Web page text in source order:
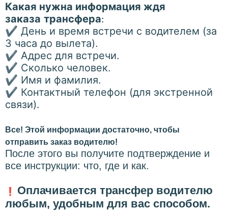
Какая нужна информация ждя
заказа трансфера:
✔ День и время встречи с водителем (за
3 часа до вылета).
✔ Адрес для встречи.
✔ Сколько человек.
✔ Имя и фамилия.
✔ Контактный телефон (для экстренной
связи).
Все! Этой информации достаточно, чтобы
отправить заказ водителю!
После этого вы получите подтверждение и
все инструкции: что, где и как.
❗ Оплачивается трансфер водителю
любым, удобным для вас способом.